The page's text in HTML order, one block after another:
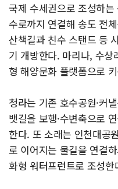
국제 수세권으로 조성하
수로까지 연결해 송도 전
산책길과 친수 스탠드 등
기 개방한다. 마리나, 수상
형 해양문화 플랫폼으로
청라는 기존 호수공원·커
뱃길을 보행·수변축으로
한다. 또 소래는 인천대공
로 이어지는 물길을 연결
화형 워터프런트로 조성한